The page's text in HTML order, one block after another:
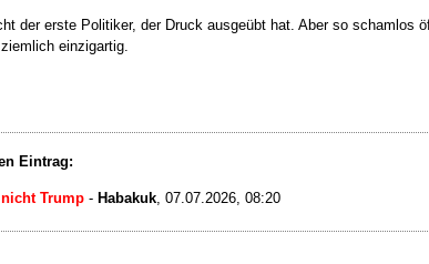
der erste Politiker, der Druck ausgeübt hat. Aber so
einzigartig.
Eintrag:
Trump - Habakuk, 07.07.2026, 08:20